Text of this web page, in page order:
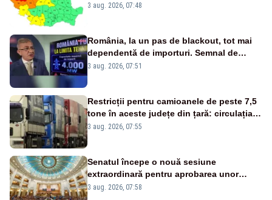
3 aug. 2026, 07:48
România, la un pas de blackout, tot mai
dependentă de importuri. Semnal de
alarmă tras de un expert în energie
3 aug. 2026, 07:51
Restricții pentru camioanele de peste 7,5
tone în aceste județe din țară: circulația
este interzisă luni, între orele 12:00 și
3 aug. 2026, 07:55
Senatul începe o nouă sesiune
extraordinară pentru aprobarea unor
jaloane din PNRR
3 aug. 2026, 07:58